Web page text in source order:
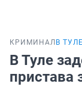
КРИМИНАЛ В ТУЛЕ
В Туле
пристава